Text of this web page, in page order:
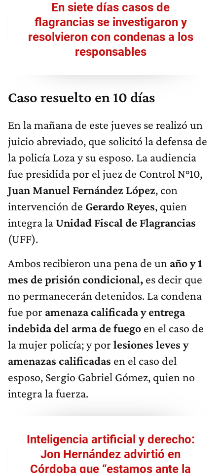
En siete días casos de
flagrancias se investigaron y
resolvieron con condenas a los
responsables
Caso resuelto en 10 días
En la mañana de este jueves se realizó un
juicio abreviado, que solicitó la defensa de
la policía Loza y su esposo. La audiencia
fue presidida por el juez de Control N°10,
Juan Manuel Fernández López, con
intervención de Gerardo Reyes, quien
integra laUnidad Fiscal de Flagrancias
(UFF).
Ambos recibieron una pena de un año y 1
mes de prisión condicional, es decir que
no permanecerán detenidos. La condena
fue por amenaza calificada y entrega
indebida del arma de fuego en el caso de
la mujer policía; y por lesiones leves y
amenazas calificadas en el caso del
esposo, Sergio Gabriel Gómez, quien no
integra la fuerza.
Inteligencia artificial y derecho:
Jon Hernández advirtió en
Córdoba que “estamos ante la